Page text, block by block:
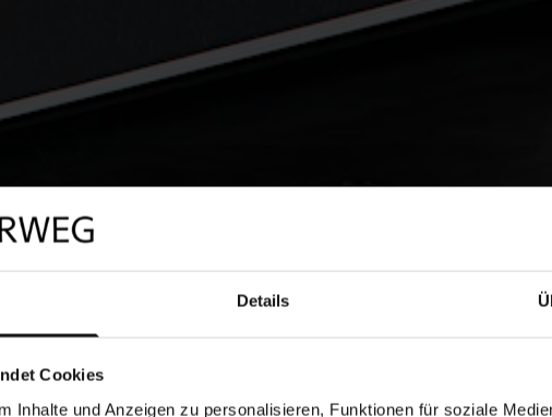
Details
Cookies
Inhalte und Anzeigen zu personalisieren, Funktionen für soziale